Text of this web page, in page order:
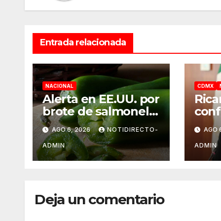
Entrada relacionada
NACIONAL
Alerta en EE.UU. por
brote de salmonela
ligado a jalapeños
mexicanos;
reportan 345 casos
AGO 6, 2026 NOTIDIRECTO-
ADMIN
CDMX
el
AGO
ADMIN
Deja un comentario